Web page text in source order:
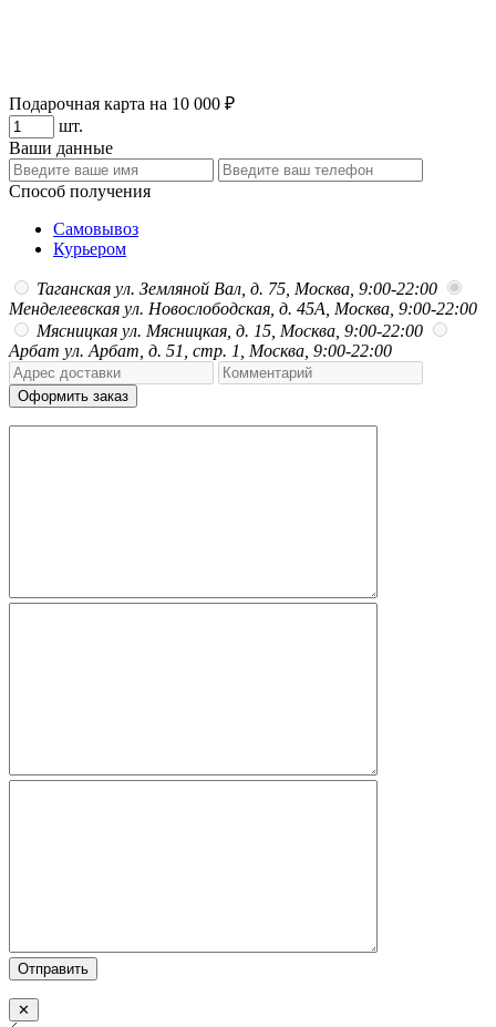
Подарочная карта на 10 000 ₽
шт.
Ваши данные
Способ получения
Самовывоз
Курьером
Таганская ул. Земляной Вал, д. 75, Москва, 9:00-22:00
Менделеевская ул. Новослободская, д. 45А, Москва, 9:00-22:00
Мясницкая ул. Мясницкая, д. 15, Москва, 9:00-22:00
Арбат ул. Арбат, д. 51, стр. 1, Москва, 9:00-22:00
Оформить заказ
✕